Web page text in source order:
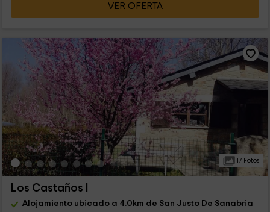
VER OFERTA
17 Fotos
Los Castaños I
Alojamiento ubicado a 4.0km de San Justo De Sanabria